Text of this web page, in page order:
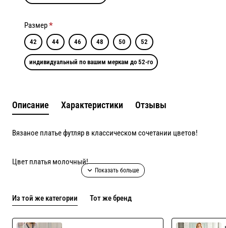
Размер
42 44 46 48 50 52
индивидуальный по вашим меркам до 52-го
Описание Характеристики Отзывы
Вязаное платье футляр в классическом сочетании цветов!
Цвет платья молочный!
Возможен пошив в других цветах, актуальные оттенки в
Из той же категории Тот же бренд